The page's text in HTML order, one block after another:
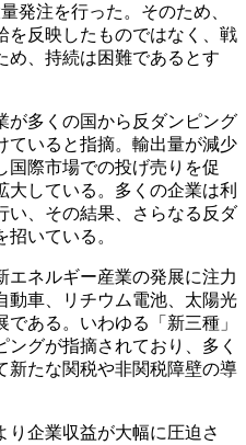
発注を行った。そのため、
を反映したものではなく、戦
め、持続は困難であるとす
が多くの国から反ダンピング
ていると指摘。輸出量が減少
国際市場での投げ売りを促
大している。多くの企業は利
い、その結果、さらなる反ダ
招いている。
エネルギー産業の発展に注力
動車、リチウム電池、太陽光
ある。いわゆる「新三種」
グが指摘されており、多く
新たな関税や非関税障壁の導
り企業収益が大幅に圧迫さ